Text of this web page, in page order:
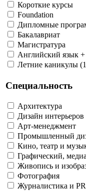
Короткие курсы
Foundation
Дипломные
Бакалавриат
Магистратура
Английский язык
Летние каникулы
Специальность
Архитектура
Дизайн интерьеров
Арт-менеджмент
Промышленный
Кино, театр и
Графический,
Живопись и
Фотография
Журналистика и PR